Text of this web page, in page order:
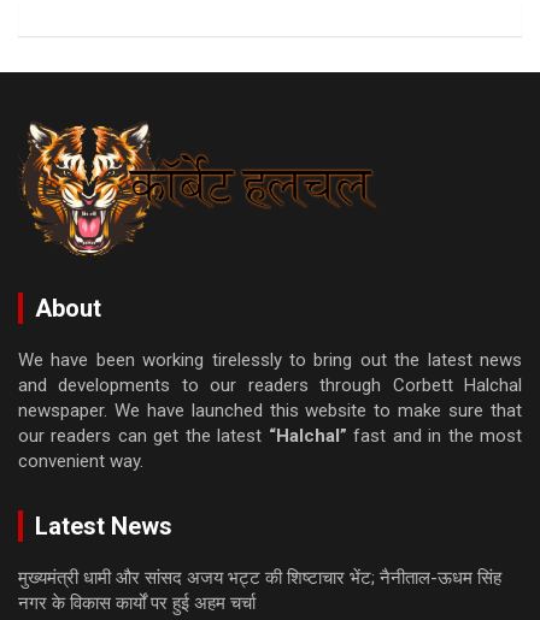
About
We have been working tirelessly to bring out the latest news
and developments to our readers through Corbett Halchal
newspaper. We have launched this website to make sure that
our readers can get the latest “Halchal” fast and in the most
convenient way.
Latest News
मुख्यमंत्री धामी और सांसद अजय भट्ट की शिष्टाचार भेंट; नैनीताल-ऊधम सिंह
नगर के विकास कार्यों पर हुई अहम चर्चा